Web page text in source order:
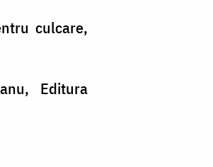
culcare,
Editura